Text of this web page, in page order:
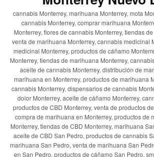
cannabis Monterrey, marihuana Monterrey, mota
cannabis Monterrey, comprar marihuana
Monterrey, flores de cannabis Monterrey, tiendas
venta de marihuana Monterrey, cannabis medicinal
medicinal Monterrey, productos de cáñamo
Monterrey, tiendas de marihuana Monterrey,
aceite de cannabis Monterrey, distribución de
marihuana en Monterrey, productos de marihuana
cannabis Monterrey, dispensarios de cannabis
dolor Monterrey, aceite de cáñamo Monterrey,
productos de CBD Monterrey, venta de productos
compra de marihuana en Monterrey, productos de
Monterrey, tiendas de CBD Monterrey, marihuana
aceite de CBD San Pedro, productos de cannabis
marihuana San Pedro, venta de marihuana San
en San Pedro, productos de cáñamo San Pedro,